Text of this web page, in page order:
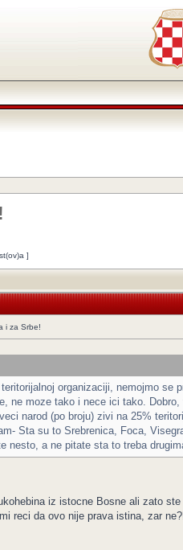
]
i za Srbe!
organizaciji, nemojmo
ne moze tako i nece ici tako.
narod (po broju) zivi na 25%
Sta su to Srebrenica, Foca,
nesto, a ne pitate sta to treba
iz istocne Bosne ali zato ste
reci da ovo nije prava istina, zar